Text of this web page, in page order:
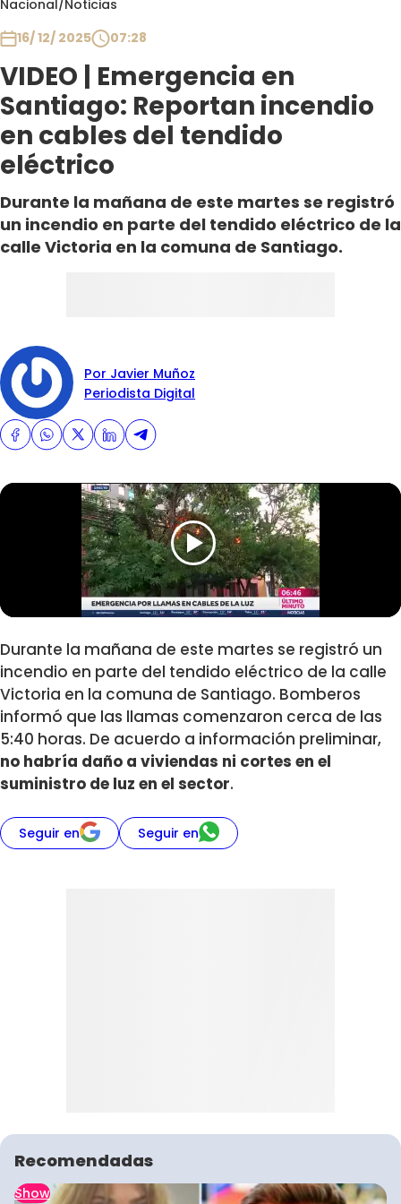
Nacional/Noticias
16/ 12/ 2025
07:28
VIDEO | Emergencia en
Santiago: Reportan incendio
en cables del tendido
eléctrico
Durante la mañana de este martes se registró
un incendio en parte del tendido eléctrico de la
calle Victoria en la comuna de Santiago.
Por Javier Muñoz
Periodista Digital
Durante la mañana de este martes se registró un
incendio en parte del tendido eléctrico de la calle
Victoria en la comuna de Santiago. Bomberos
informó que las llamas comenzaron cerca de las
5:40 horas. De acuerdo a información preliminar,
no habría daño a viviendas ni cortes en el
suministro de luz en el sector.
Seguir en Seguir en
Recomendadas
Show
Club De La Comedia
Contigo en Directo
Plan Perfecto
El Tiempo
Sabingo
Todos Los Programas